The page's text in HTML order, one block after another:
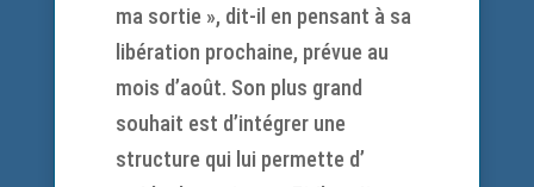
ma sortie », dit-il en pensant à sa
libération prochaine, prévue au
mois d’août. Son plus grand
souhait est d’intégrer une
structure qui lui permette d’